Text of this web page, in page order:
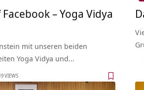
– Yoga Vidya
mit unseren beiden
Yoga Vidya und…
VIEWS